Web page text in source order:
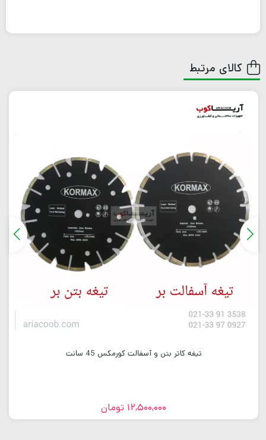
کالای مرتبط
تیغه کاتر بتن و آسفالت کورمکس 45 سانت
12,500,000 تومان